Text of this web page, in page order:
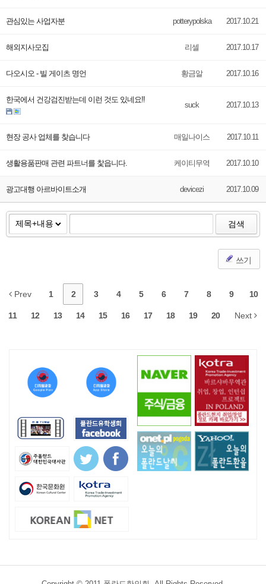
관심있는 사업자분 potterypolska 2017.10.21
해외지사모집 리셀 2017.10.17
다오시오 - 빌 게이츠 명언 황금알 2017.10.16
한국에서 건강검진받는데 이런 것도 있네요!!
suck 2017.10.13
현장 공사 업체를 찾습니다 매일나이스 2017.10.11
생활용품판매 관련 파트너를 찿읍니다. 케이티무역 2017.10.10
광고대행 아르바이트소개 devicezi 2017.10.09
검색
쓰기
Prev 1 2 3 4 5 6 7 8 9 10
11 12 13 14 15 16 17 18 19 20 Next